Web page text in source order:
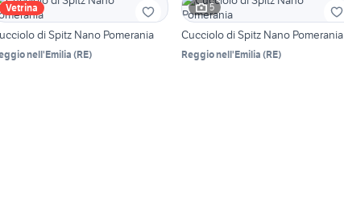
Vetrina
di Spitz Nano Pomerania
nell'Emilia (RE)
5
Cucciolo di Spitz Nano Pomerania
Reggio nell'Emilia (RE)